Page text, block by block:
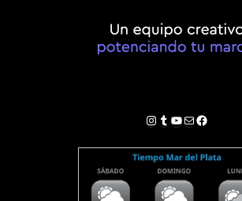
Instagram
Tumblr
YouTube
Correo